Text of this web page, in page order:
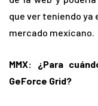
que ver teniendo ya
mercado mexicano.
MMX: ¿Para
GeForce Grid?